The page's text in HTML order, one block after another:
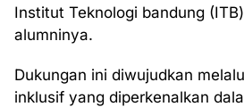
Institut Teknologi bandung
alumninya.
Dukungan ini diwujudkan
inklusif yang diperkenalkan